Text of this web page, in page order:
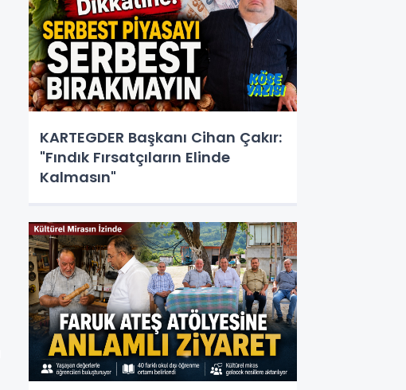
KARTEGDER Başkanı Cihan Çakır:
"Fındık Fırsatçıların Elinde
Kalmasın"